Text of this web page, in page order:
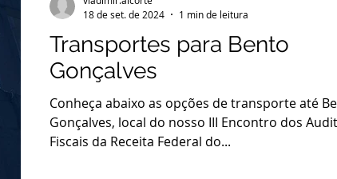
Transportes para Bento
Gonçalves
Conheça abaixo as opções de transporte até
Gonçalves, local do nosso III Encontro dos
Fiscais da Receita Federal do...
18 de set. de 2024
1 min de leitura